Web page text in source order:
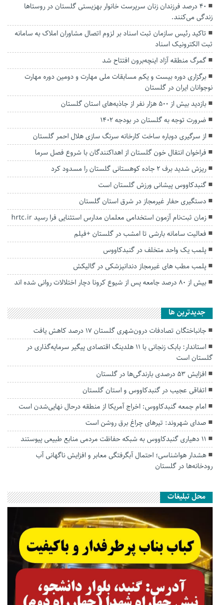
۴۰ درصد فرزندان زنان سرپرست خانوار بهزیستی گلستان در روستاها
زندگی می‌کنند.
تاکید رئیس سازمان ثبت اسناد بر لزوم اتصال مشاوران املاک به سامانه
ثبت الکترونیک اسناد
گمرگ منطقه آزاد اینچه‌برون افتتاح شد
برگزاری دوره بیست و یکم مسابقات ملی مهارت و دومین دوره مهارت
نوجوانان ایران در گلستان
بازدید بیش از ۵۰۰ هزار نفر از جاذبه‌های استان گلستان
ضرورت توجه به گلستان در بودجه ۱۴۰۲
از سرگیری دوباره ساخت کارخانه سرنگ سازی هلال احمر گلستان
فراخوان انتقال خون گلستان از اهداکنندگان با شروع فصل سرما
ریزش شدید برف ۲ جاده کوهستانی گلستان را مسدود کرد
گنبدکاووس پیشانی ورزش گلستان است
دستگیری حفار غیرمجاز در شرق استان گلستان
زمان ثبت‌نام آزمون استخدامی معلمان مدارس استثنایی فرا رسید hrtc.ir
فعالیت سامانه بارشی تا امشب در گلستان +فیلم
پلمب یک واحد متخلف در گنبدکاووس
پلمب مطب های غیرمجاز دندانپزشکی در گالیکش
بیش از ۸۰‌ درصد جامعه پس از شیوع کرونا دچار اختلالات روانی شده اند
جديدترين ها
جانباختگان تصادفات درون‌شهری گلستان ۱۷ درصد کاهش یافت
استاندار: بابک زنجانی با ۱۱ هلدینگ اقتصادی پیگیر سرمایه‌گذاری در
گلستان است
افزایش ۵۳ درصدی بارندگی‌ها در گلستان
اتفاقی عجیب در‌ گنبدکاووس و استان گلستان
امام جمعه گنبدکاووس: اخراج آمریکا از منطقه درحال نهایی‌شدن است
صدای شهروند: تیرهای چراغ برق روشن است
۱۱ دهیاری گنبدکاووس به شبکه حفاظت مردمی منابع طبیعی پیوستند
هشدار هواشناسی؛ احتمال آبگرفتگی معابر و افزایش ناگهانی آب
رودخانه‌ها در گلستان
محل تبلیغات